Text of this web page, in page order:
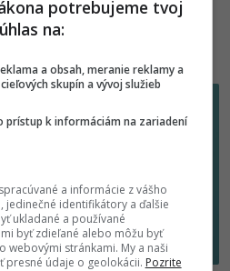
len na tebe.4ka ti dáva
príležitosti v živote do
potrebujeme tvoj
na:
a obsah, meranie reklamy a
skupín a vývoj služieb
prístup k informáciám na zariadení
a informácie z vášho
jedinečné identifikátory a ďalšie
ukladané a používané
byť zdieľané alebo môžu byť
webovými stránkami. My a naši
údaje o geolokácii. Pozrite